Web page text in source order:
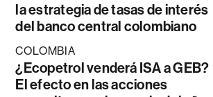
la estrategia de tasas de interés
del banco central colombiano
COLOMBIA
¿Ecopetrol venderá ISA a GEB?
El efecto en las acciones